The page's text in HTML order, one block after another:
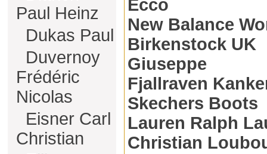
Paul Heinz
Dukas Paul
Duvernoy
Frédéric
Nicolas
Eisner Carl
Christian
Ecco
New Balance
Birkenstock UK
Giuseppe
Fjallraven
Skechers Boots
Lauren Ralph
Christian